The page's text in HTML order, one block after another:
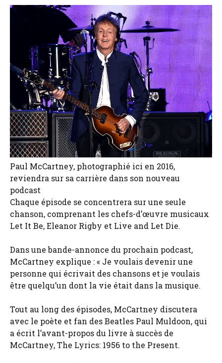
Paul McCartney, photographié ici en 2016,
reviendra sur sa carrière dans son nouveau
podcast
Chaque épisode se concentrera sur une seule
chanson, comprenant les chefs-d’œuvre musicaux
Let It Be, Eleanor Rigby et Live and Let Die.
Dans une bande-annonce du prochain podcast,
McCartney explique : « Je voulais devenir une
personne qui écrivait des chansons et je voulais
être quelqu’un dont la vie était dans la musique.
Tout au long des épisodes, McCartney discutera
avec le poète et fan des Beatles Paul Muldoon, qui
a écrit l’avant-propos du livre à succès de
McCartney, The Lyrics: 1956 to the Present.